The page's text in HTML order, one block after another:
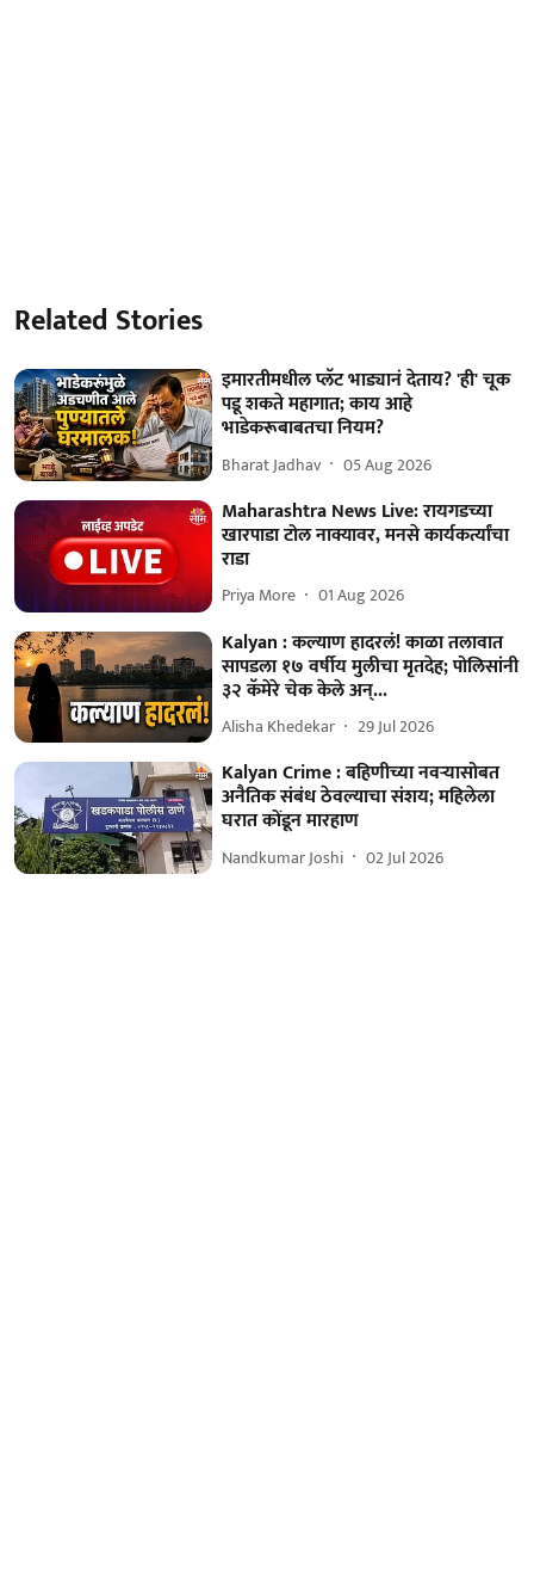
Related Stories
इमारतीमधील प्लॅट भाड्यानं देताय? 'ही' चूक
पडू शकते महागात; काय आहे
भाडेकरूबाबतचा नियम?
Bharat Jadhav 05 Aug 2026
Maharashtra News Live: रायगडच्या
खारपाडा टोल नाक्यावर, मनसे कार्यकर्त्यांचा
राडा
Priya More 01 Aug 2026
Kalyan : कल्याण हादरलं! काळा तलावात
सापडला १७ वर्षीय मुलीचा मृतदेह; पोलिसांनी
३२ कॅमेरे चेक केले अन्...
Alisha Khedekar 29 Jul 2026
Kalyan Crime : बहिणीच्या नवऱ्यासोबत
अनैतिक संबंध ठेवल्याचा संशय; महिलेला
घरात कोंडून मारहाण
Nandkumar Joshi 02 Jul 2026